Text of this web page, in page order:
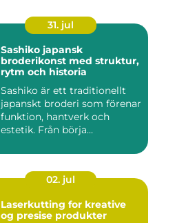
31. jul
Sashiko japansk
broderikonst med struktur,
rytm och historia
Sashiko är ett traditionellt
japanskt broderi som förenar
funktion, hantverk och
estetik. Från börja...
02. jul
Laserkutting for kreative
og presise produkter